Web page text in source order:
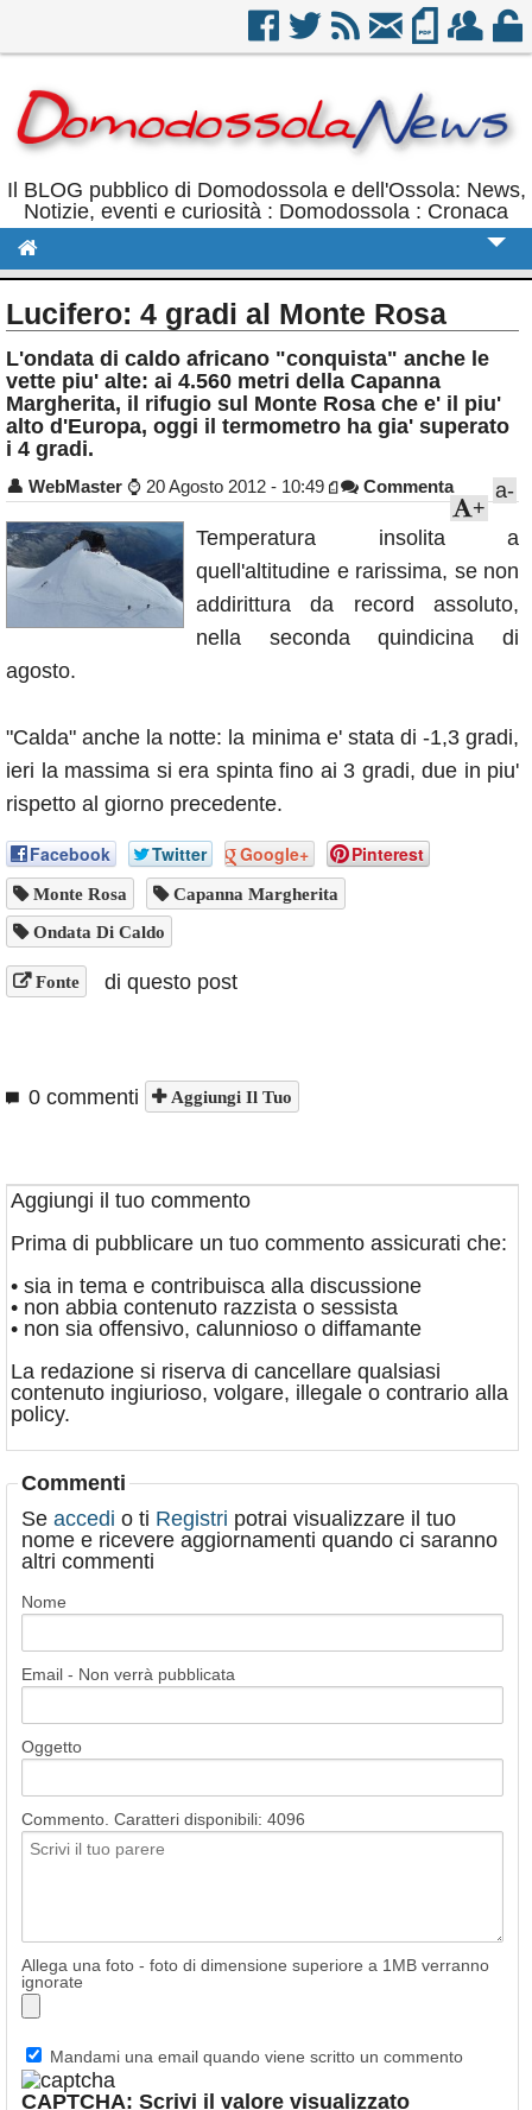
Il BLOG pubblico di Domodossola e dell'Ossola: News,
Notizie, eventi e curiosità : Domodossola : Cronaca
Politica
Sport
Eventi
Annunci
Lucifero: 4 gradi al Monte Rosa
L'ondata di caldo africano "conquista" anche le
vette piu' alte: ai 4.560 metri della Capanna
Margherita, il rifugio sul Monte Rosa che e' il piu'
alto d'Europa, oggi il termometro ha gia' superato
i 4 gradi.
👤 WebMaster ⌚ 20 Agosto 2012 - 10:49 Commenta a-
+
Temperatura insolita a
quell'altitudine e rarissima, se non
addirittura da record assoluto,
nella seconda quindicina di
agosto.
"Calda" anche la notte: la minima e' stata di -1,3 gradi,
ieri la massima si era spinta fino ai 3 gradi, due in piu'
rispetto al giorno precedente.
Facebook Twitter Google+ Pinterest
Monte Rosa Capanna Margherita
Ondata Di Caldo
Fonte di questo post
0 commenti Aggiungi Il Tuo
Aggiungi il tuo commento
Prima di pubblicare un tuo commento assicurati che:
• sia in tema e contribuisca alla discussione
• non abbia contenuto razzista o sessista
• non sia offensivo, calunnioso o diffamante
La redazione si riserva di cancellare qualsiasi
contenuto ingiurioso, volgare, illegale o contrario alla
policy.
Commenti
Se accedi o ti Registri potrai visualizzare il tuo
nome e ricevere aggiornamenti quando ci saranno
altri commenti
Nome
Email - Non verrà pubblicata
Oggetto
Commento. Caratteri disponibili: 4096
Allega una foto - foto di dimensione superiore a 1MB verranno
ignorate
Mandami una email quando viene scritto un commento
CAPTCHA: Scrivi il valore visualizzato